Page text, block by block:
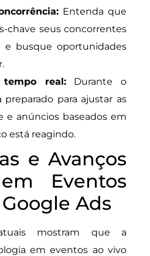
Entenda que
chave seus concorrentes
e busque oportunidades
real:Durante o
preparado para ajustar as
e anúncios baseados em
está reagindo.
e Avanços
Eventos
Ads
mostram que a
em eventos ao vivo